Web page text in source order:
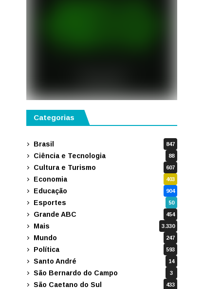
Categorias
Brasil 847
Ciência e Tecnologia 88
Cultura e Turismo 607
Economia 403
Educação 904
Esportes 50
Grande ABC 454
Mais 3.330
Mundo 247
Política 593
Santo André 14
São Bernardo do Campo 3
São Caetano do Sul 433